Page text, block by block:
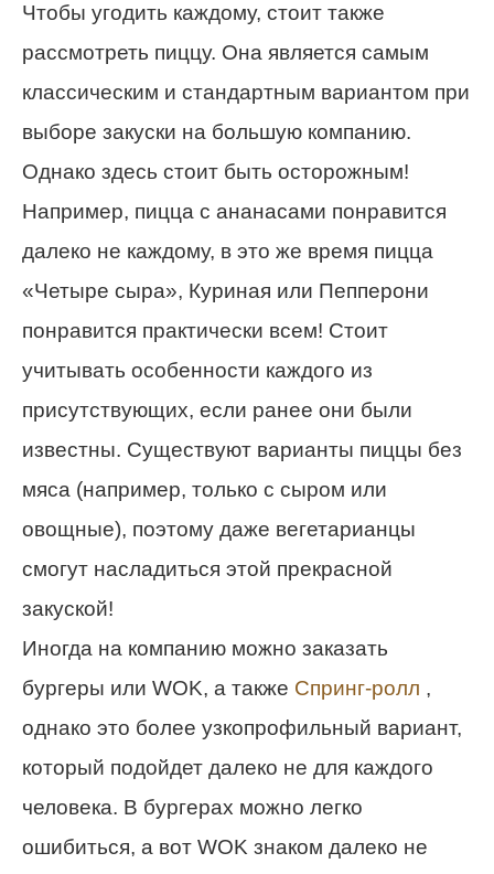
Чтобы угодить каждому, стоит также
рассмотреть пиццу. Она является самым
классическим и стандартным вариантом при
выборе закуски на большую компанию.
Однако здесь стоит быть осторожным!
Например, пицца с ананасами понравится
далеко не каждому, в это же время пицца
«Четыре сыра», Куриная или Пепперони
понравится практически всем! Стоит
учитывать особенности каждого из
присутствующих, если ранее они были
известны. Существуют варианты пиццы без
мяса (например, только с сыром или
овощные), поэтому даже вегетарианцы
смогут насладиться этой прекрасной
закуской!
Иногда на компанию можно заказать
бургеры или WOK, а также Спринг-ролл ,
однако это более узкопрофильный вариант,
который подойдет далеко не для каждого
человека. В бургерах можно легко
ошибиться, а вот WOK знаком далеко не